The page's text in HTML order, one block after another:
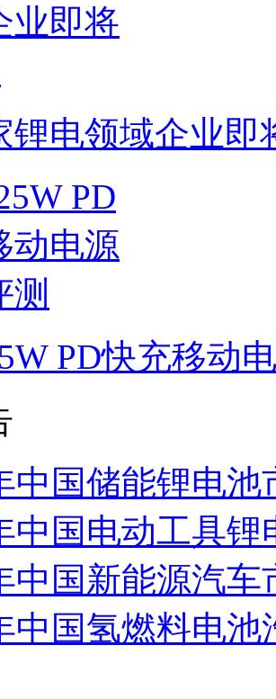
锂电领域企业即
PD快充移动
中国储能锂电
中国电动工具
中国新能源汽
中国氢燃料电